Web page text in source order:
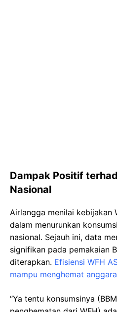
Dampak Positif
Nasional
Airlangga menilai kebijakan
dalam menurunkan
nasional. Sejauh ini, data
signifikan pada pemakaian
diterapkan. Efisiensi WFH
mampu menghemat
“Ya tentu konsumsinya